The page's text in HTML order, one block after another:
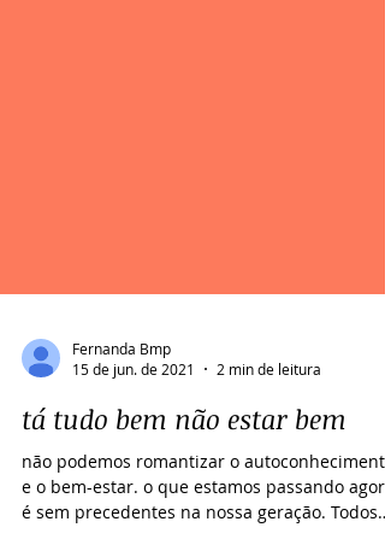
15 de jun. de 2021
2 min de leitura
tá tudo bem não estar bem
não podemos romantizar o autoconhecimento